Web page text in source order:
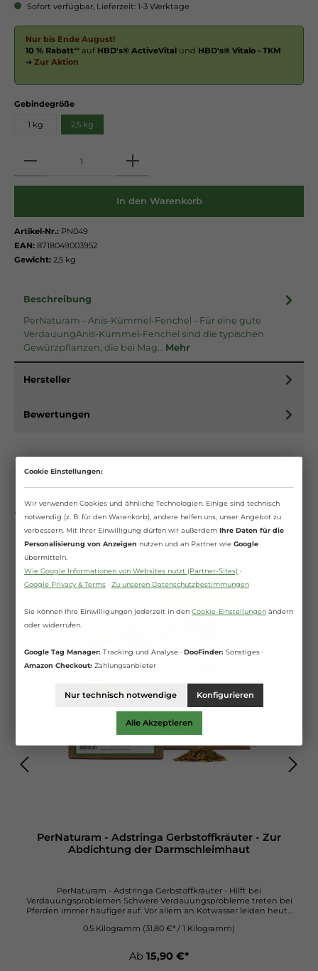
Sofort verfügbar, Lieferzeit: 1-3 Werktage
Nur bis Ende August!
10 % Rabatt** auf HBD's® ActiveVital und HBD's® Vitalo - TKM
➔ Zur Aktion
Gebindegröße
1 kg 2,5 kg
In den Warenkorb
Artikel-Nr.: PN049
EAN: 8718049003952
Gewicht: 2,5 kg
Beschreibung
PerNaturam - Anis-Kümmel-Fenchel - Für eine gute
VerdauungAnis-Kümmel-Fenchel sind die typischen
Gewürzpflanzen, die bei Mag… Mehr
Hersteller
Bewertungen
Weitere Produkte aus Kategorie
PerNaturam - Adstringa Gerbstoffkräuter - Zur
Abdichtung der Darmschleimhaut
PerNaturam - Adstringa Gerbstoffkräuter - Hilft bei
Verdauungsproblemen Schwere Verdauungsprobleme treten bei
Pferden immer häufiger auf. Vor allem an Kotwasser leiden heute
Darmschleimhaut hin und auf eine mangelhafte Resorption des
Darmflora erheblich gestört - häufig durch Fruktane, Pilze und
Pilzgifte (Endophyten) - und infolge dessen die gesamte
0.5 Kilogramm (31,80 €* / 1 Kilogramm)
Ab 15,90 €*
Cookie Einstellungen:
Wir verwenden Cookies und ähnliche Technologien. Einige sind technisch
notwendig (z. B. für den Warenkorb), andere helfen uns, unser Angebot zu
verbessern. Mit Ihrer Einwilligung dürfen wir außerdem Ihre Daten für die
Personalisierung von Anzeigen nutzen und an Partner wie Google
übermitteln.
Wie Google Informationen von Websites nutzt (Partner-Sites)·
Google Privacy & Terms· Zu unseren Datenschutzbestimmungen
Sie können Ihre Einwilligungen jederzeit in den Cookie-Einstellungenändern
oder widerrufen.
Google Tag Manager: Tracking und Analyse · DooFinder: Sonstiges ·
Amazon Checkout: Zahlungsanbieter
Nur technisch notwendige Konfigurieren
Alle Akzeptieren